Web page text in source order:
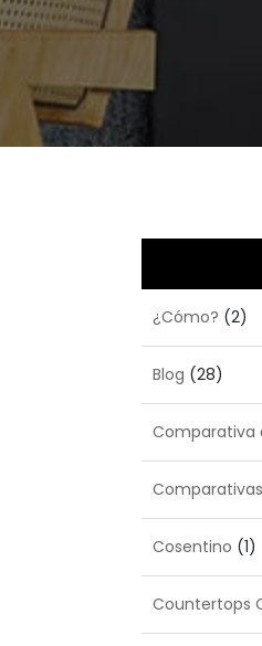
¿Cómo? (2)
Blog (28)
Comparativa
Comparativas
Cosentino (1)
Countertops